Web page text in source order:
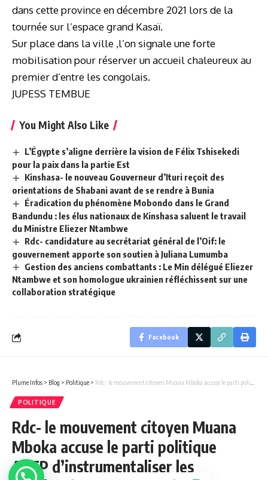
dans cette province en décembre 2021 lors de la
tournée sur l’espace grand Kasaï.
Sur place dans la ville ,l’on signale une forte
mobilisation pour réserver un accueil chaleureux au
premier d’entre les congolais.
JUPESS TEMBUE
You Might Also Like
L’Égypte s’aligne derrière la vision de Félix Tshisekedi
pour la paix dans la partie Est
Kinshasa- le nouveau Gouverneur d’Ituri reçoit des
orientations de Shabani avant de se rendre à Bunia
Éradication du phénomène Mobondo dans le Grand
Bandundu : les élus nationaux de Kinshasa saluent le travail
du Ministre Eliezer Ntambwe
Rdc- candidature au secrétariat général de l’Oif: le
gouvernement apporte son soutien à Juliana Lumumba
Gestion des anciens combattants : Le Min délégué Eliezer
Ntambwe et son homologue ukrainien réfléchissent sur une
collaboration stratégique
Facebook
Plume Infos > Blog > Politique > Rdc- le mouvement citoyen Muana Mboka accuse le parti politique AREP d’instrumentaliser les membres de son mouvement.(Communiqué)
POLITIQUE
Rdc- le mouvement citoyen Muana
Mboka accuse le parti politique
AREP d’instrumentaliser les